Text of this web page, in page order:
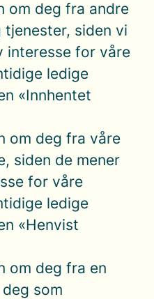
om deg fra andre
siden vi
interesse for våre
ledige
«Innhentet
om deg fra våre
siden de mener
for våre
ledige
«Henvist
om deg fra en
som